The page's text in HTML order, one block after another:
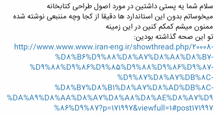
سلام شما یه پستی داشتین در مورد اصول طراحی کتابخانه
میخوساتم بدون این استاندارد ها دقیقا از کجا وچه مننبعی نوشته شده
ممنون میشم کمکم کنین در این زمینه
تو این صحه گذاشته بودین:
http://www.www.www.iran-eng.ir/showthread.php/20008-
%D8%B6%D9%88%D8%A7%D8%A8%D8%B7-
%D9%88%D9%86%D9%85%D9%88%D9%86%D9%87-
%D9%87%D8%A7%DB%8C-
%D8%B7%D8%B1%D8%A7%D8%AD%DB%8C-
%DA%A9%D8%AA%D8%A7%D8%A8%D8%AE%D8%A7%D9
%86%D9%87?p=171997&viewfull=1#post171997